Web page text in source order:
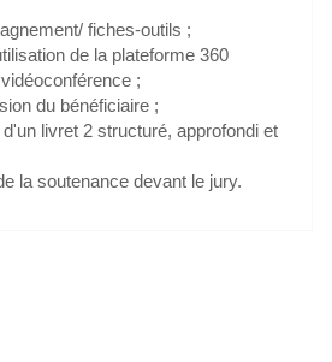
fiches-outils ;
de la plateforme 360
;
du bénéficiaire ;
d'un livret 2 structuré, approfondi et
la soutenance devant le jury.